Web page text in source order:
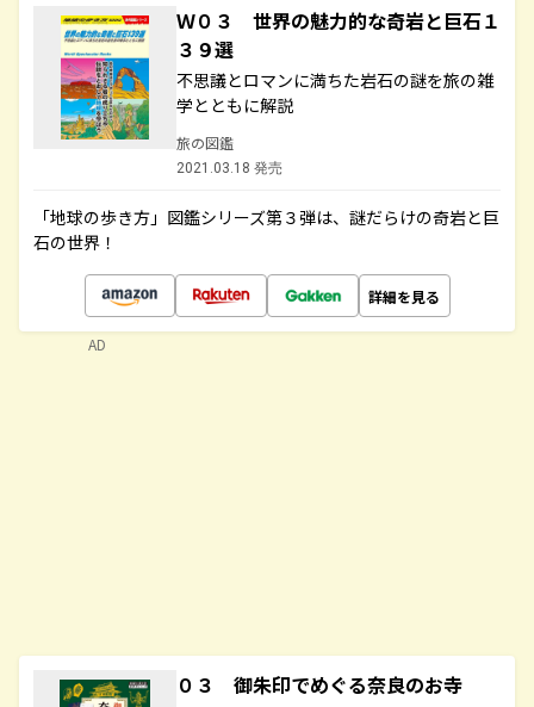
Ｗ０３ 世界の魅力的な奇岩と巨石１
３９選
不思議とロマンに満ちた岩石の謎を旅の雑
学とともに解説
旅の図鑑
2021.03.18 発売
「地球の歩き方」図鑑シリーズ第３弾は、謎だらけの奇岩と巨
石の世界！
詳細を見る
０３ 御朱印でめぐる奈良のお寺
AD